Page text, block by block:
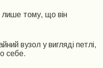
тому, що він
вузол у вигляді петлі,
себе.